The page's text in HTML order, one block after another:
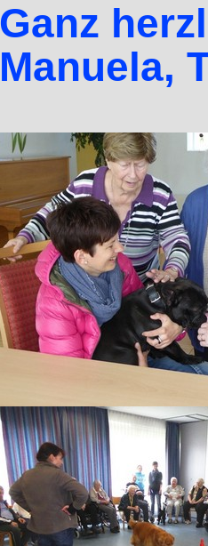
Ganz
Manuela,